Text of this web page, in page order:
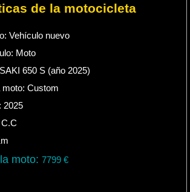
de la motocicleta
Vehículo nuevo
Moto
650 S (año 2025)
moto: Custom
2025
C.C
moto: 7799€